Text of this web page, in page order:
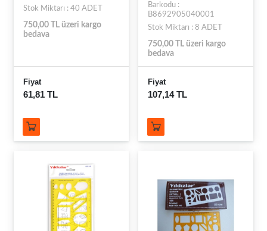
Stok Miktarı : 40 ADET
750,00 TL üzeri kargo
bedava
Fiyat
61,81 TL
Barkodu :
B8692905040001
Stok Miktarı : 8 ADET
750,00 TL üzeri kargo
bedava
Fiyat
107,14 TL